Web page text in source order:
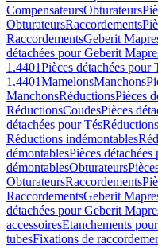
CompensateursObturateurs
ObturateursRaccordements
RaccordementsGeberit
détachées pour Geberit
1.4401Pièces détachées pour
1.4401MamelonsManchons
ManchonsRéductionsPièces
RéductionsCoudesPièces
détachées pour Tés
Réductions indémontables
démontablesPièces
démontablesObturateurs
ObturateursRaccordements
RaccordementsGeberit
détachées pour Geberit
accessoiresEtanchements
tubesFixations de